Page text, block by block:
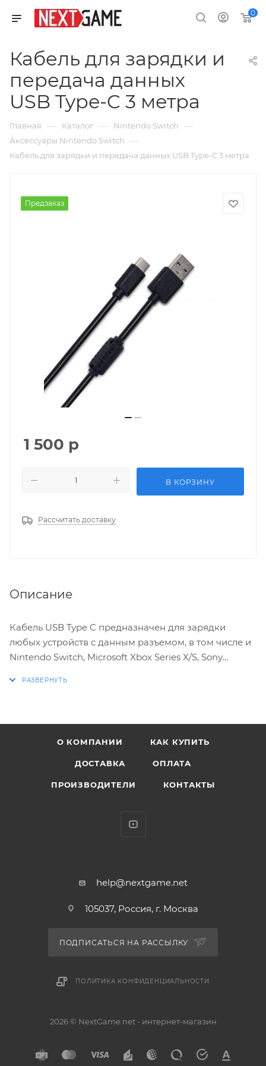
0
Кабель для зарядки и
передача данных
USB Type-C 3 метра
Главная — Каталог — Nintendo Switch —
Аксессуары Nintendo Switch —
Кабель для зарядки и передача данных USB Type-C 3 метра
Предзаказ
1 500 р
В КОРЗИНУ
Рассчитать доставку
Описание
Кабель USB Type C предназначен для зарядки
любых устройств с данным разъемом, в том числе и
Nintendo Switch, Microsoft Xbox Series X/S, Sony
* Кабель в разъем можно вставлять любой
О КОМПАНИИ КАК КУПИТЬ
ДОСТАВКА ОПЛАТА
ПРОИЗВОДИТЕЛИ КОНТАКТЫ
help@nextgame.net
105037, Россия, г. Москва
ПОДПИСАТЬСЯ НА РАССЫЛКУ
ПОЛИТИКА КОНФИДЕНЦИАЛЬНОСТИ
2026 © NextGame.net - интернет-магазин